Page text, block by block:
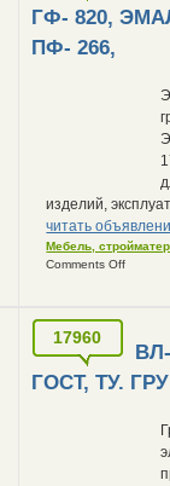
ГФ- 820,
ПФ- 266,
изделий,
читать
Мебель,
Comments Off
17960
ГОСТ, ТУ.